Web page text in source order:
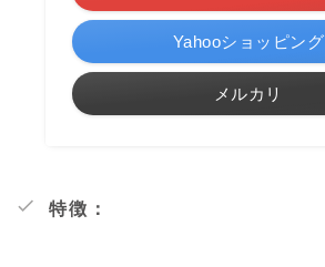
Yahooショッピング
メルカリ
特徴：